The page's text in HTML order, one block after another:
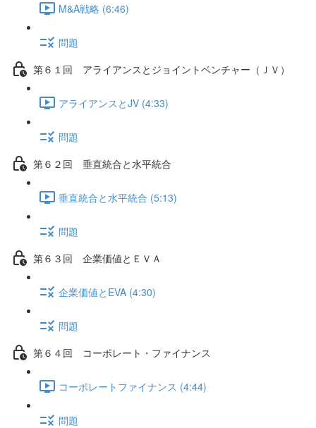
M&A戦略 (6:46)
問題
第６１回 アライアンスとジョイントベンチャー（ＪＶ）
アライアンスとJV (4:33)
問題
第６２回 垂直統合と水平統合
垂直統合と水平統合 (5:13)
問題
第６３回 企業価値とＥＶＡ
企業価値とEVA (4:30)
問題
第６４回 コーポレート・ファイナンス
コーポレートファイナンス (4:44)
問題